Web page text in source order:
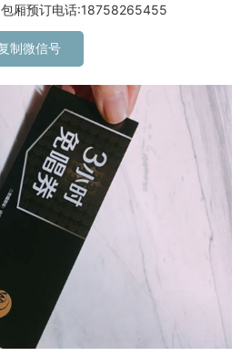
包厢预订电话:18758265455
制微信号